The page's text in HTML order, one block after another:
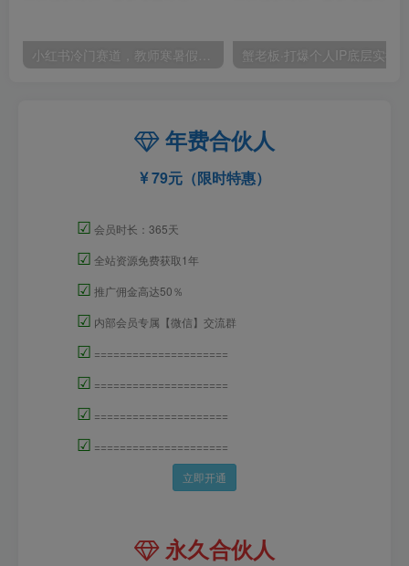
小红书冷门赛道，教师寒暑假项目，多种连环套的变现方式，还能矩阵操作放大收益【揭秘】
年费合伙人
79元（限时特惠）
☑ 会员时长：365天
☑ 全站资源免费获取1年
☑ 推广佣金高达50％
☑ 内部会员专属【微信】交流群
☑ =====================
☑ =====================
☑ =====================
☑ =====================
立即开通
永久合伙人